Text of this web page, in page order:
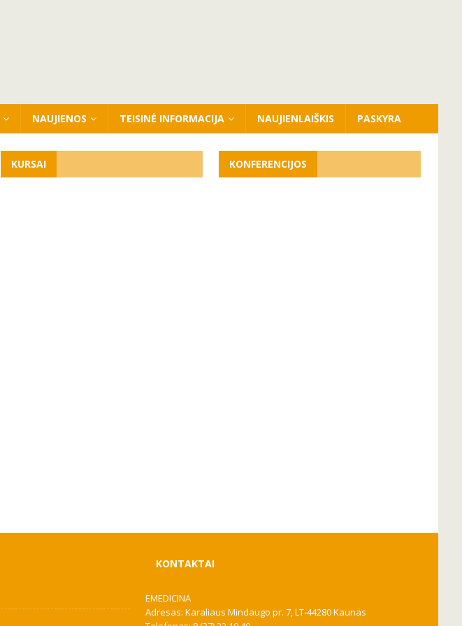
NAUJIENOS TEISINĖ INFORMACIJA NAUJIENLAIŠKIS PASKYRA
KURSAI KONFERENCIJOS
KONTAKTAI
EMEDICINA
Adresas: Karaliaus Mindaugo pr. 7, LT-44280 Kaunas